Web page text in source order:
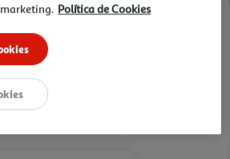
Pague com o seu
Cartão Oney Auchan
saiba mais >
Política de Cookies